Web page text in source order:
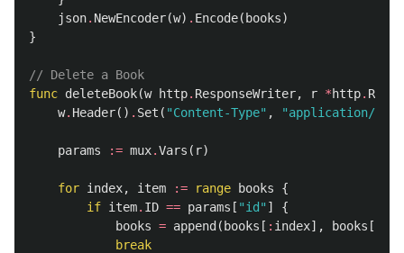
json. NewEncoder(w) . Encode( books)
}
// Delete a Book
func deleteBook(w http. ResponseWriter, r *http.
w. Header() . Set ( "Content-Type" , "application/
params := mux.Vars ( r)
for index, item := range books
{
if item. ID == params [ "id" ]
{
books = append ( books [ : index], books [
break